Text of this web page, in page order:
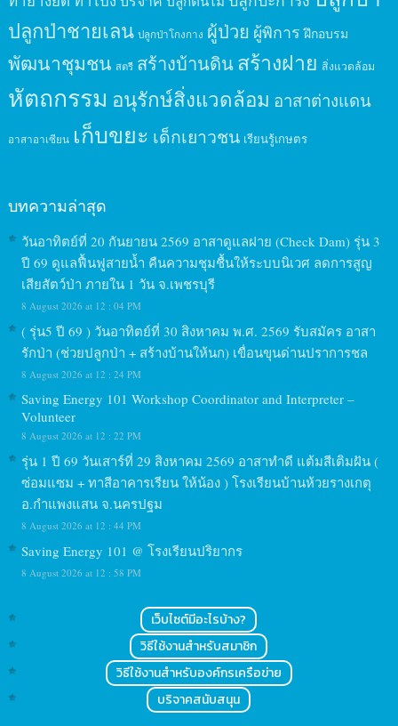
ปลูกป่าชายเลน ปลูกป่าโกงกาง ผู้ป่วย ผู้พิการ ฝึกอบรม
พัฒนาชุมชน สตรี สร้างบ้านดินสร้างฝาย สิ่งแวดล้อม
หัตถกรรม อนุรักษ์สิ่งแวดล้อม อาสาต่างแดน
อาสาอาเซียน เก็บขยะ เด็กเยาวชน เรียนรู้เกษตร
บทความล่าสุด
วันอาทิตย์ที่ 20 กันยายน 2569 อาสาดูแลฝาย (Check Dam) รุ่น 3
ปี 69 ดูแลฟื้นฟูสายน้ำ คืนความชุมชื้นให้ระบบนิเวศ ลดการสูญ
เสียสัตว์ป่า ภายใน 1 วัน จ.เพชรบุรี
8 August 2026 at 12 : 04 PM
( รุ่น5 ปี 69 ) วันอาทิตย์ที่ 30 สิงหาคม พ.ศ. 2569 รับสมัคร อาสา
รักป่า (ช่วยปลูกป่า + สร้างบ้านให้นก) เขื่อนขุนด่านปราการชล
8 August 2026 at 12 : 24 PM
Saving Energy 101 Workshop Coordinator and Interpreter –
Volunteer
8 August 2026 at 12 : 22 PM
รุ่น 1 ปี 69 วันเสาร์ที่ 29 สิงหาคม 2569 อาสาทำดี แต้มสีเติมฝัน (
ซ่อมแซม + ทาสีอาคารเรียน ให้น้อง ) โรงเรียนบ้านห้วยรางเกตุ
อ.กำแพงแสน จ.นครปฐม
8 August 2026 at 12 : 44 PM
Saving Energy 101 @ โรงเรียนปริยากร
8 August 2026 at 12 : 58 PM
เว็บไซต์มีอะไรบ้าง?
วิธีใช้งานสำหรับสมาชิก
วิธีใช้งานสำหรับองค์กรเครือข่าย
บริจาคสนับสนุน